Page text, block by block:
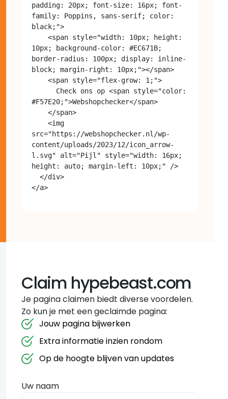
padding: 20px; font-size: 16px; font-
family: Poppins, sans-serif; color:
black;">
10px; background-color: #EC671B;
border-radius: 100px; display: inline-
block; margin-right: 10px;"></span>
#F57E20;">Webshopchecker</span>
src="https://webshopchecker.nl/wp-
content/uploads/2023/12/icon_arrow-
l.svg" alt="Pijl" style="width: 16px;
height: auto; margin-left: 10px;" />
Claim hypebeast.com
Je pagina claimen biedt diverse voordelen.
Zo kun je met een geclaimde pagina:
Jouw pagina bijwerken
Extra informatie inzien rondom
Op de hoogte blijven van updates
Uw naam